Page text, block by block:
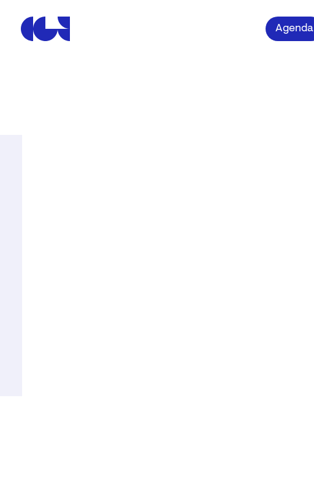
Centre de la Gravure et de l'Image impriméeAgenda